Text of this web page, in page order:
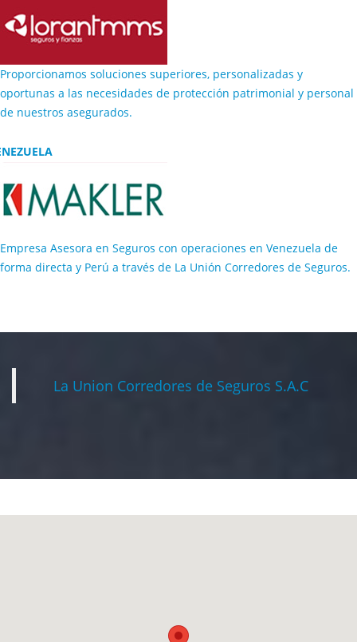
Proporcionamos soluciones superiores, personalizadas y
oportunas a las necesidades de protección patrimonial y personal
de nuestros asegurados.
Empresa Asesora en Seguros con operaciones en Venezuela de
forma directa y Perú a través de La Unión Corredores de Seguros.
La Union Corredores de Seguros S.A.C